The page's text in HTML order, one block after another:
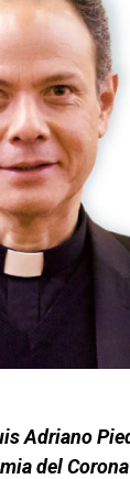
Adriano
del